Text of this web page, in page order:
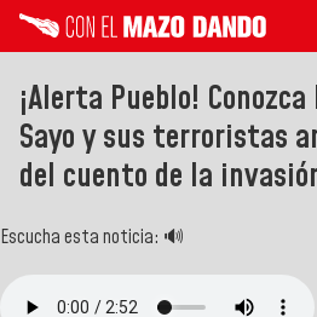
¡Alerta Pueblo!
Sayo y sus terroristas
del cuento de la
Escucha esta noticia: 🔊